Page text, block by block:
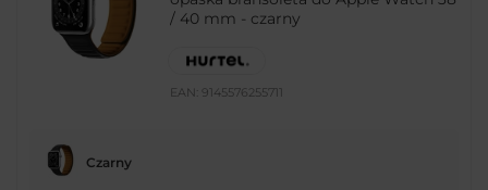
/ 40 mm - czarny
EAN: 9145576255711
Czarny